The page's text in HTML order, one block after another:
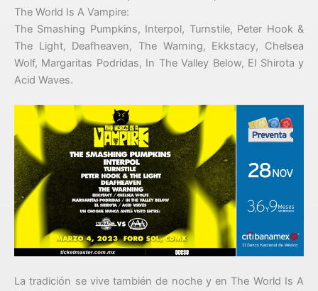
The World Is A Vampire:
The Smashing Pumpkins, Interpol, Turnstile, Peter Hook &
The Light, Deafheaven, The Warning, Ekkstacy, Chelsea
Wolf, Margaritas Podridas, In The Valley Below, El Shirota y
Acid Waves.
La tradición se vive también de noche y en The World Is A